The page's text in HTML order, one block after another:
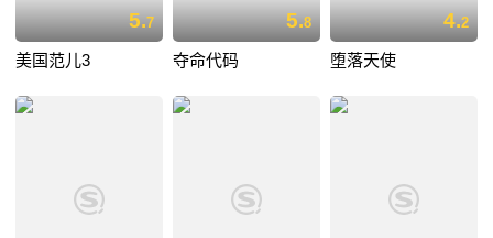
5.7
美国范儿3
5.8
夺命代码
4.2
堕落天使